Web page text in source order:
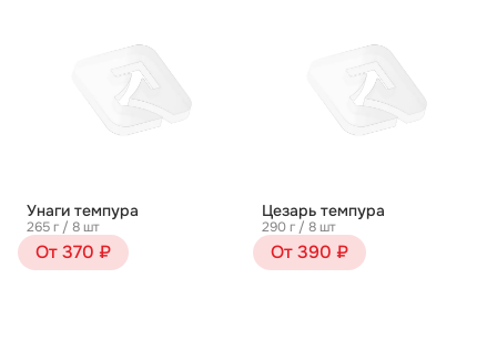
Унаги темпура
265 г / 8 шт
От 370 ₽
Цезарь темпура
290 г / 8 шт
От 390 ₽